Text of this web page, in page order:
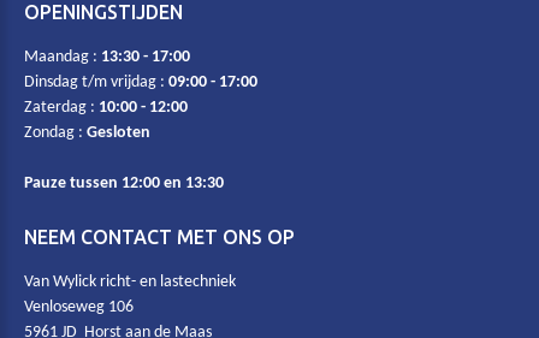
OPENINGSTIJDEN
Maandag : 13:30 - 17:00
Dinsdag t/m vrijdag : 09:00 - 17:00
Zaterdag : 10:00 - 12:00
Zondag : Gesloten
Pauze tussen 12:00 en 13:30
NEEM CONTACT MET ONS OP
Van Wylick richt- en lastechniek
Venloseweg 106
5961 JD Horst aan de Maas